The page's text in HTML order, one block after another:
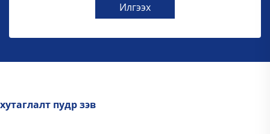
Илгээх
хутаглалт пудр зэв